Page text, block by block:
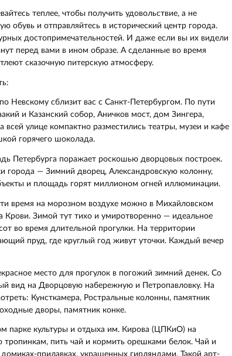
посетите Эрарту — музей современного
современном музее: огромная
материала, интерактивность. Даже беглый
станет для вас одним из самых
людей, которые стали музеями. У вас есть
в которой жил любимый деятель
А. Куинджи. Только заранее узнайте
площади Санкт-Петербурга наполняются
город еще более красивым.
одевайтесь теплее, чтобы получить
обувь и отправляйтесь в исторический
достопримечательностей. И даже
перед вами в ином образе. А
запечатлеют сказочную питерскую атмосферу.
погулять:
Исаакий и Казанский собор, Аничков мост,
на всей улице компактно разместились